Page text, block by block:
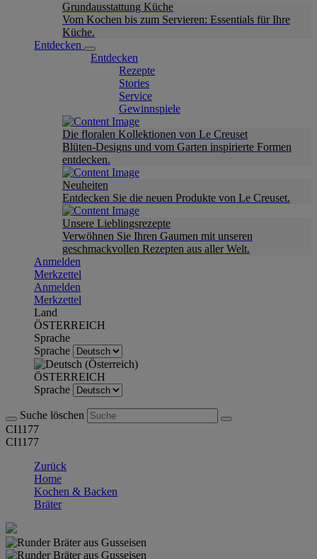
Grundausstattung Küche
Vom Kochen bis zum Servieren: Essentials für Ihre
Küche.
Entdecken
Entdecken
Rezepte
Stories
Service
Gewinnspiele
Die floralen Kollektionen von Le Creuset
Blüten-Designs und vom Garten inspirierte Formen
entdecken.
Neuheiten
Entdecken Sie die neuen Produkte von Le Creuset.
Unsere Lieblingsrezepte
Verwöhnen Sie Ihren Gaumen mit unseren
geschmackvollen Rezepten aus aller Welt.
Anmelden
Merkzettel
Anmelden
Merkzettel
Land
ÖSTERREICH
Sprache
Sprache
ÖSTERREICH
Sprache
Suche löschen
CI1177
CI1177
Zurück
Home
Kochen & Backen
Bräter